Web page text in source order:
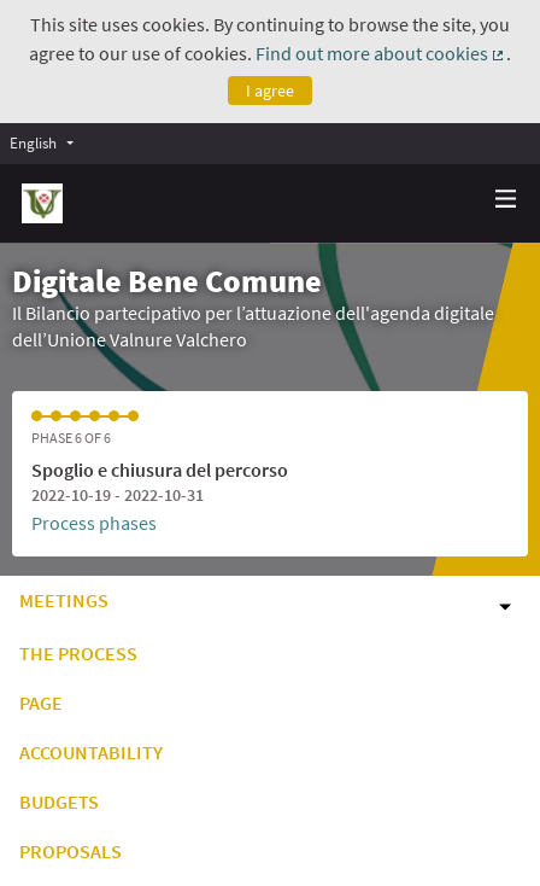
This site uses cookies. By continuing to browse the site, you
agree to our use of cookies. Find out more about cookies
.
I agree
English
Digitale Bene Comune
Il Bilancio partecipativo per l’attuazione dell'agenda digitale
dell’Unione Valnure Valchero
PHASE 6 OF 6
Spoglio e chiusura del percorso
2022-10-19 - 2022-10-31
Process phases
MEETINGS
THE PROCESS
PAGE
ACCOUNTABILITY
BUDGETS
PROPOSALS